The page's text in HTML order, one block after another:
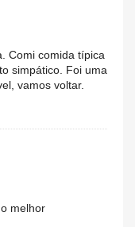
Comi comida típica
simpático. Foi uma
vamos voltar.
melhor